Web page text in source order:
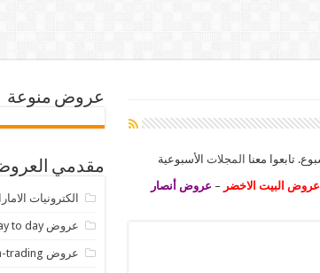
المجلات الأسبوعية
عروض البيت الاخضر – عروض أنصار
عروض منوعة
مقدمي
الكترونيات
عروض day to day
عروض k-m-trading أبوظبي